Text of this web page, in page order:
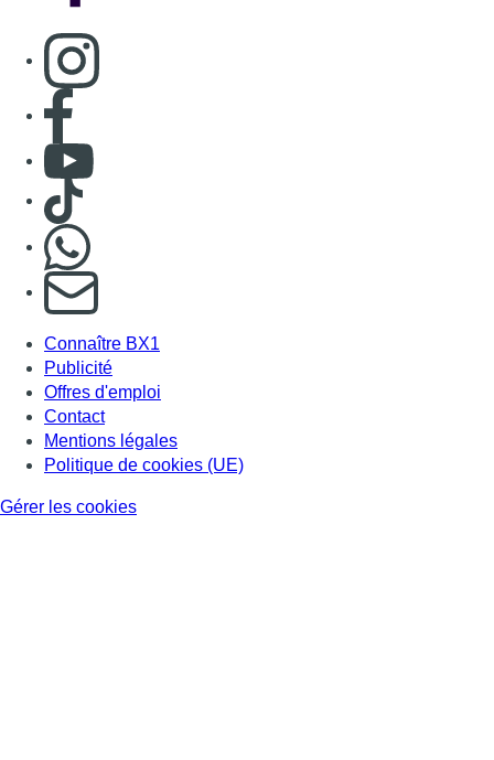
Consulter page Instagram
Consulter page Facebook
Consulter Youtube
Consulter TikTok
S'abonner à notre newsletter
Connaître BX1
Publicité
Offres d'emploi
Contact
Mentions légales
Politique de cookies (UE)
Gérer les cookies